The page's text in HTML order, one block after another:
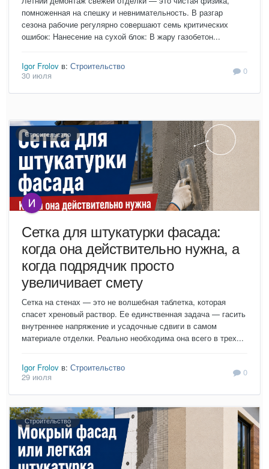
помноженная на спешку и невнимательность. В разгар
сезона рабочие регулярно совершают семь критических
ошибок: Нанесение на сухой блок: В жару газобетон...
Igor Frolov в: Строительство
30 июля
0
Строительство
Сетка для штукатурки фасада:
когда она действительно нужна, а
когда подрядчик просто
увеличивает смету
Сетка на стенах — это не волшебная таблетка, которая
спасет хреновый раствор. Ее единственная задача — гасить
внутреннее напряжение и усадочные сдвиги в самом
материале отделки. Реально необходима она всего в трех...
Igor Frolov в: Строительство
29 июля
0
Строительство